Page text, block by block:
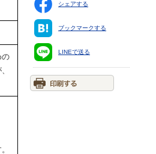
シェアする
ブックマークする
LINEで送る